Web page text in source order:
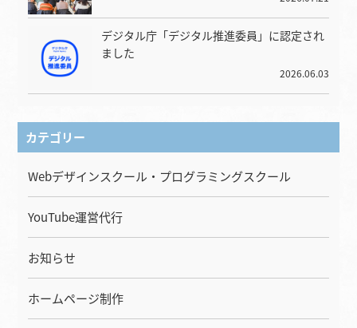
デジタル庁「デジタル推進委員」に認定され
ました
2026.06.03
カテゴリー
Webデザインスクール・プログラミングスクール
YouTube運営代行
お知らせ
ホームページ制作